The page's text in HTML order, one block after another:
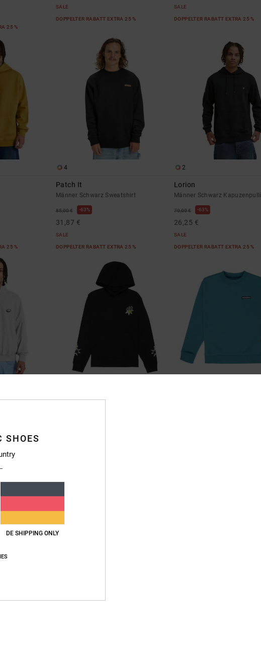
25 %
SALE
DOPPELTER RABATT EXTRA 25 %
SALE
DOPPELTER RABATT EXTRA 25 %
25 %
4
Patch It
Männer Schwarz Sweatshirt
85,00 € 63%
31,87 €
SALE
DOPPELTER RABATT EXTRA 25 %
2
Lorion
Männer Schwarz Kapuzenpulli
70,00 € 63%
26,25 €
SALE
DOPPELTER RABATT EXTRA 25 %
mit
SHOES
DE SHIPPING ONLY